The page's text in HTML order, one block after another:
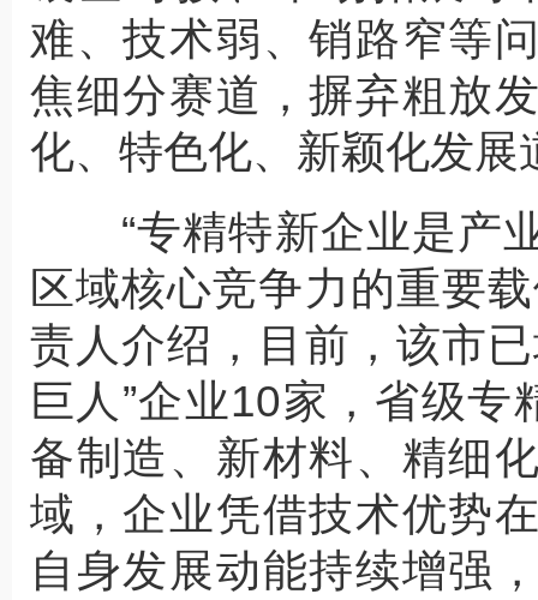
难、技术弱、销路窄等
焦细分赛道，摒弃粗放
化、特色化、新颖化发展
“专精特新企业是产
区域核心竞争力的重要
责人介绍，目前，该市
巨人”企业10家，省级
备制造、新材料、精细
域，企业凭借技术优势
自身发展动能持续增强